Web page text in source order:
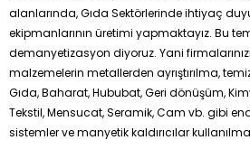
alanlarında, Gıda Sektörlerinde ihtiyaç
ekipmanlarının üretimi yapmaktayız. Bu
demanyetizasyon diyoruz. Yani
malzemelerin metallerden ayrıştırılma,
Gıda, Baharat, Hububat, Geri dönüşüm,
Tekstil, Mensucat, Seramik, Cam vb. gibi
sistemler ve manyetik kaldırıcılar